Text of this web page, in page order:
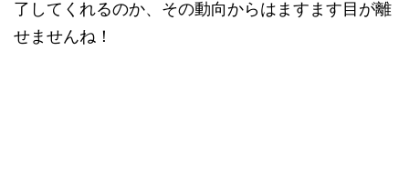
了してくれるのか、その動向からはますます目が離
せませんね！